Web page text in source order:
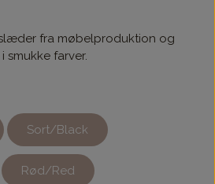
fra møbelproduktion og
smukke farver.
Sort/Black
Rød/Red